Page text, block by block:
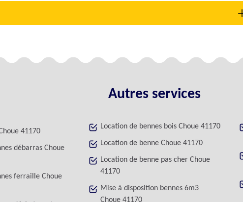
Autres services
41170
débarras Choue
ferraille Choue
Location de bennes bois Choue 41170
Location de benne Choue 41170
Location de benne pas cher Choue
41170
Mise à disposition bennes 6m3
Choue 41170